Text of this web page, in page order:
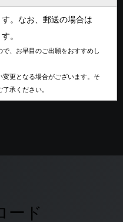
。なお、郵送の場合は
。
、お早目のご出願をおすすめし
更となる場合がございます。そ
承ください。
ード